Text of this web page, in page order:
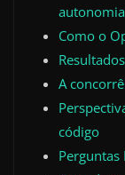
Como o
A
código
Perguntas